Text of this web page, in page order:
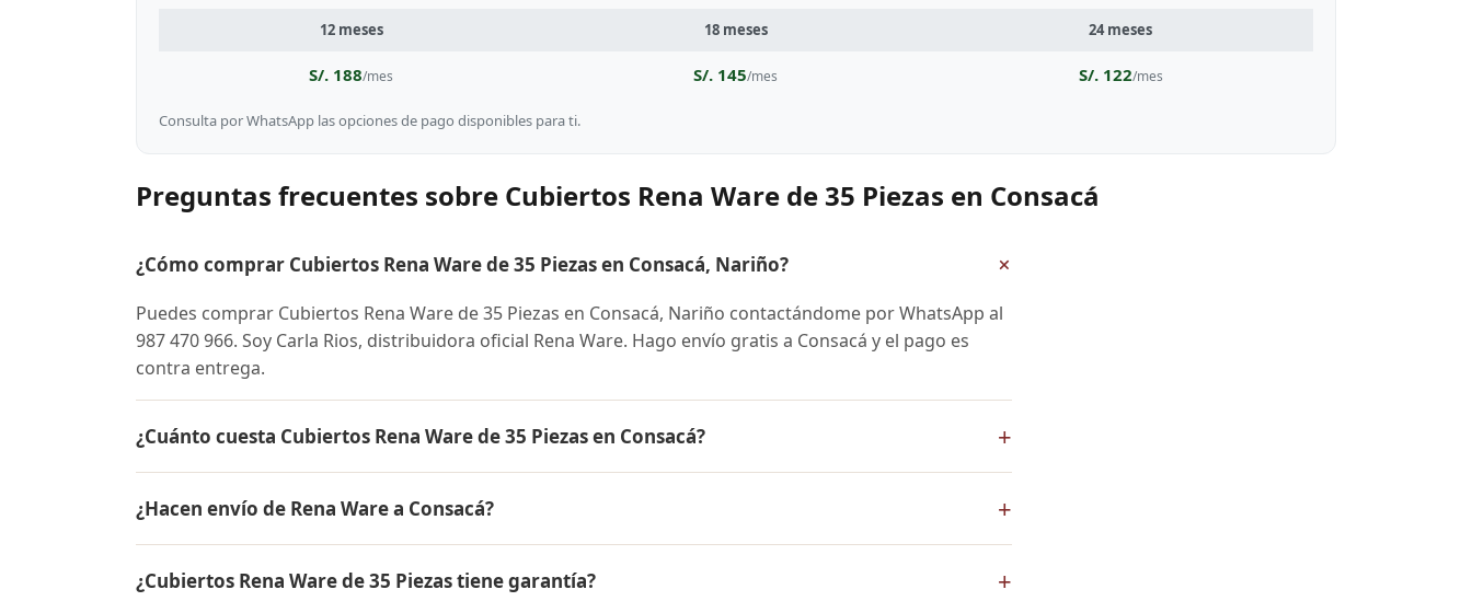
12 meses 18 meses 24 meses
S/. 188/mes S/. 145/mes S/. 122/mes
Consulta por WhatsApp las opciones de pago disponibles para ti.
Preguntas frecuentes sobre Cubiertos Rena Ware de 35 Piezas en Consacá
¿Cómo comprar Cubiertos Rena Ware de 35 Piezas en Consacá, Nariño? +
Puedes comprar Cubiertos Rena Ware de 35 Piezas en Consacá, Nariño contactándome por WhatsApp al
987 470 966. Soy Carla Rios, distribuidora oficial Rena Ware. Hago envío gratis a Consacá y el pago es
contra entrega.
¿Cuánto cuesta Cubiertos Rena Ware de 35 Piezas en Consacá? +
para conocer el precio actual, promociones disponibles y facilidades de pago en cuotas desde el 10% de
inicial.
¿Hacen envío de Rena Ware a Consacá? +
pago es contra entrega.
¿Cubiertos Rena Ware de 35 Piezas tiene garantía? +